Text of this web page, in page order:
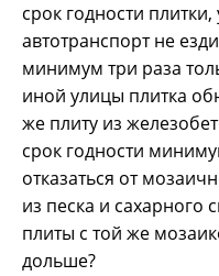
срок годности
автотранспорт не
минимум три раза
иной улицы плитка
же плиту из
срок годности
отказаться от
из песка и сахарного
плиты с той же
дольше?